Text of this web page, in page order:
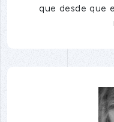
que desde que